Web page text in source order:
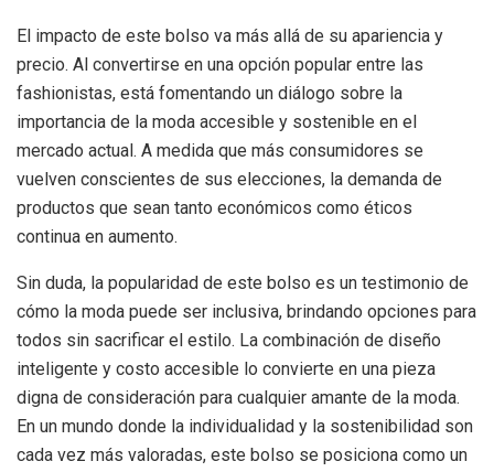
El impacto de este bolso va más allá de su apariencia y
precio. Al convertirse en una opción popular entre las
fashionistas, está fomentando un diálogo sobre la
importancia de la moda accesible y sostenible en el
mercado actual. A medida que más consumidores se
vuelven conscientes de sus elecciones, la demanda de
productos que sean tanto económicos como éticos
continua en aumento.
Sin duda, la popularidad de este bolso es un testimonio de
cómo la moda puede ser inclusiva, brindando opciones para
todos sin sacrificar el estilo. La combinación de diseño
inteligente y costo accesible lo convierte en una pieza
digna de consideración para cualquier amante de la moda.
En un mundo donde la individualidad y la sostenibilidad son
cada vez más valoradas, este bolso se posiciona como un